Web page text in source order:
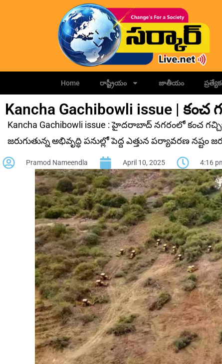
Home రాష్ట్రీయం జాతీయం
Kancha Gachibowli issue |
Kancha Gachibowli issue : హైదరాబాద్ నగరంలో కంచ
జరుగుతున్న అభివృద్ధి పనుల్లో పెద్ద ఎత్తున పర్యావరణ
Pramod Nameendla April 10, 2025 4:16